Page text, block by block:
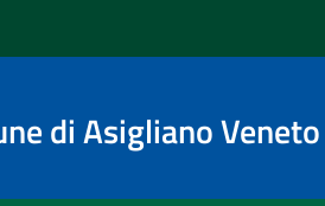
di Asigliano Veneto